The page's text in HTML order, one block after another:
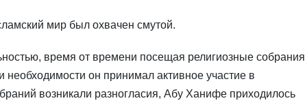
мир был охвачен смутой.
время от времени посещая религиозные собрания
необходимости он принимал активное участие в
возникали разногласия, Абу Ханифе приходилось